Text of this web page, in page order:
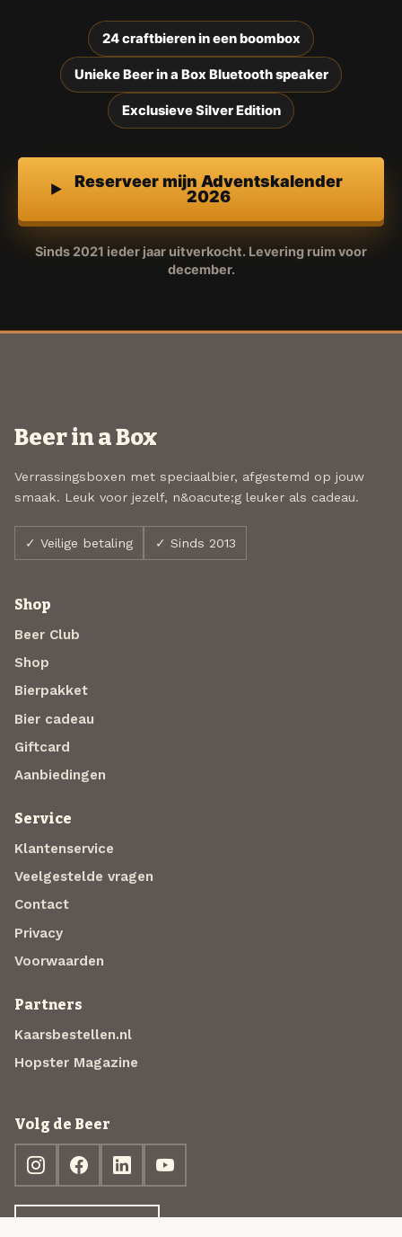
24 craftbieren in een boombox
Unieke Beer in a Box Bluetooth speaker
Exclusieve Silver Edition
Reserveer mijn Adventskalender
2026
Sinds 2021 ieder jaar uitverkocht. Levering ruim voor
december.
Beer in a Box
Verrassingsboxen met speciaalbier, afgestemd op jouw
smaak. Leuk voor jezelf, n&oacute;g leuker als cadeau.
✓ Veilige betaling ✓ Sinds 2013
Shop
Beer Club
Shop
Bierpakket
Bier cadeau
Giftcard
Aanbiedingen
Service
Klantenservice
Veelgestelde vragen
Contact
Privacy
Voorwaarden
Partners
Kaarsbestellen.nl
Hopster Magazine
Volg de Beer